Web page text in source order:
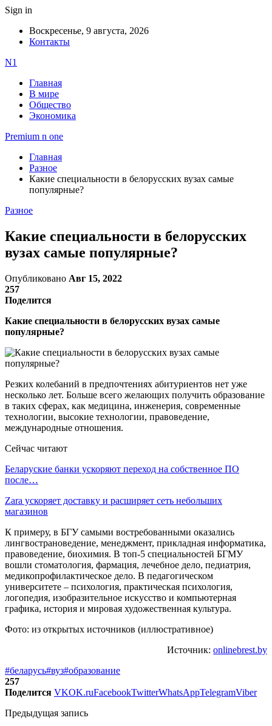
Sign in
Воскресенье, 9 августа, 2026
Контакты
N1
Главная
В мире
Общество
Экономика
Premium n one
Главная
Разное
Какие специальности в белорусских вузах самые
популярные?
Разное
Какие специальности в белорусских
вузах самые популярные?
Опубликовано Авг 15, 2022
257
Поделится
Какие специальности в белорусских вузах самые
популярные?
Резких колебаний в предпочтениях абитуриентов нет уже
несколько лет. Больше всего желающих получить образование
в таких сферах, как медицина, инженерия, современные
технологии, высокие технологии, правоведение,
международные отношения.
Сейчас читают
Беларуские банки ускоряют переход на собственное ПО
после…
Zara ускоряет доставку и расширяет сеть небольших
магазинов
К примеру, в БГУ самыми востребованными оказались
лингвострановедение, менеджмент, прикладная информатика,
правоведение, биохимия. В топ-5 специальностей БГМУ
вошли стоматология, фармация, лечебное дело, педиатрия,
медикопрофилактическое дело. В педагогическом
университете – психология, практическая психология,
логопедия, изобразительное искусство и компьютерная
графика, история и мировая художественная культура.
Фото: из открытых источников (иллюстративное)
Источник: onlinebrest.by
#беларусь#вуз#образование
257
Поделится VKOK.ruFacebookTwitterWhatsAppTelegramViber
Предыдущая запись